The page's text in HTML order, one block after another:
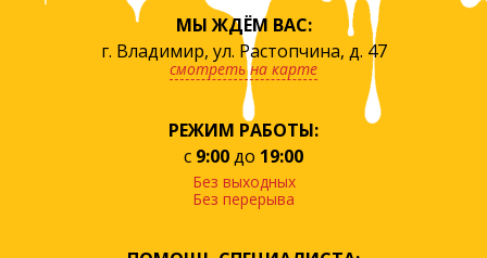
МЫ ЖДЁМ ВАС:
г. Владимир, ул. Растопчина, д. 47
смотреть на карте
РЕЖИМ РАБОТЫ:
с 9:00до 19:00
Без выходных
Без перерыва